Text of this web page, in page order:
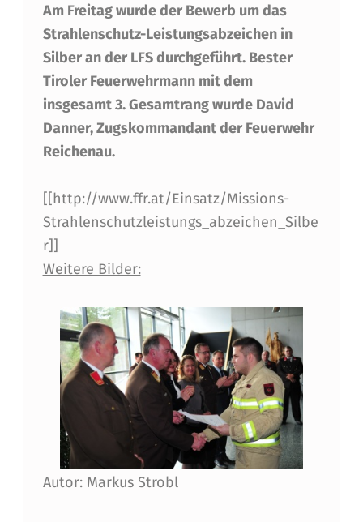
T
E
R
N
E
U
E
R
T
I
T
Am Freitag wurde der Bewerb um das
Strahlenschutz-Leistungsabzeichen in
Silber an der LFS durchgeführt. Bester
Tiroler Feuerwehrmann mit dem
insgesamt 3. Gesamtrang wurde David
Danner, Zugskommandant der Feuerwehr
Reichenau.
[[http://www.ffr.at/Einsatz/Missions-
Strahlenschutzleistungs_abzeichen_Silbe
r]]
Weitere Bilder:
Autor: Markus Strobl